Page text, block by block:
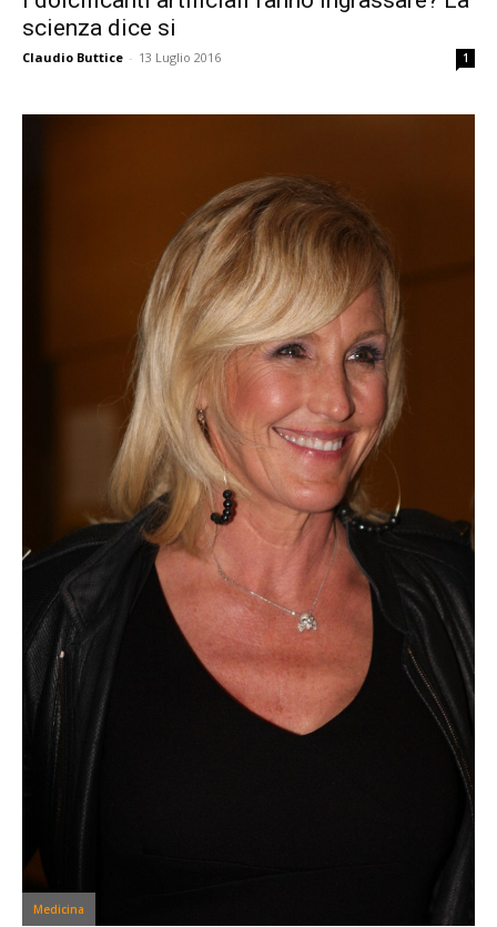
scienza dice si
Claudio Buttice - 13 Luglio 2016 1
Medicina